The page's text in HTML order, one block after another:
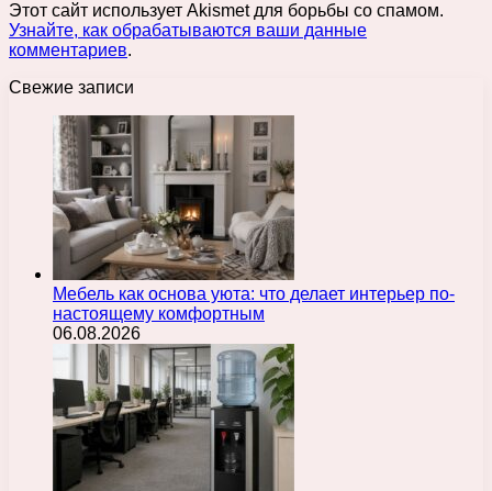
Этот сайт использует Akismet для борьбы со спамом.
Узнайте, как обрабатываются ваши данные
комментариев.
Свежие записи
Мебель как основа уюта: что делает интерьер по-
настоящему комфортным
06.08.2026